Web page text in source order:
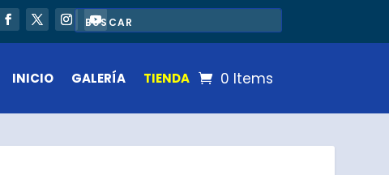
INICIO GALERÍA TIENDA 0 Items